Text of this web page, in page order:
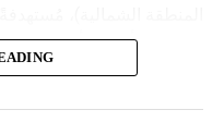
وجنودها وأصابت أهدافها